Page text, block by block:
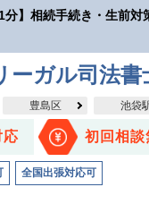
分】相続手続き・生前
ーガル司法書
豊島区 池袋
応 初回相談
全国出張対応可